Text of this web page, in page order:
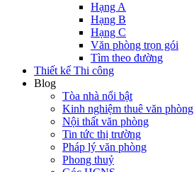
Hạng A
Hạng B
Hạng C
Văn phòng trọn gói
Tìm theo đường
Thiết kế Thi công
Blog
Tòa nhà nổi bật
Kinh nghiệm thuê văn phòng
Nội thất văn phòng
Tin tức thị trường
Pháp lý văn phòng
Phong thuỷ